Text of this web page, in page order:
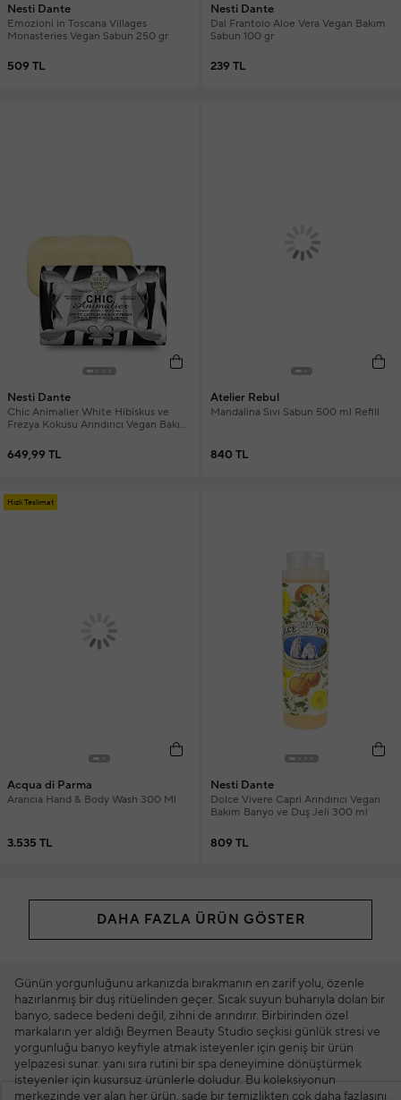
Nesti Dante
Emozioni in Toscana Villages
Monasteries Vegan Sabun 250 gr
509 TL
Nesti Dante
Dal Frantoio Aloe Vera Vegan Bakım
Sabun 100 gr
239 TL
Nesti Dante
Chic Animalier White Hibiskus ve
Frezya Kokusu Arındırıcı Vegan Bakım
649,99 TL
Atelier Rebul
Mandalina Sıvı Sabun 500 ml Refill
840 TL
Hızlı Teslimat
Acqua di Parma
Arancıa Hand & Body Wash 300 Ml
3.535 TL
Nesti Dante
Dolce Vivere Capri Arındırıcı Vegan
Bakım Banyo ve Duş Jeli 300 ml
809 TL
DAHA FAZLA ÜRÜN GÖSTER
Günün yorgunluğunu arkanızda bırakmanın en zarif yolu, özenle
hazırlanmış bir duş ritüelinden geçer. Sıcak suyun buharıyla dolan bir
banyo, sadece bedeni değil, zihni de arındırır. Birbirinden özel
markaların yer aldığı Beymen Beauty Studio seçkisi günlük stresi ve
yorgunluğu banyo keyfiyle atmak isteyenler için geniş bir ürün
yelpazesi sunar. yanı sıra rutini bir spa deneyimine dönüştürmek
isteyenler için kusursuz ürünlerle doludur. Bu koleksiyonun
merkezinde yer alan her ürün, sade bir temizlikten çok daha fazlasını